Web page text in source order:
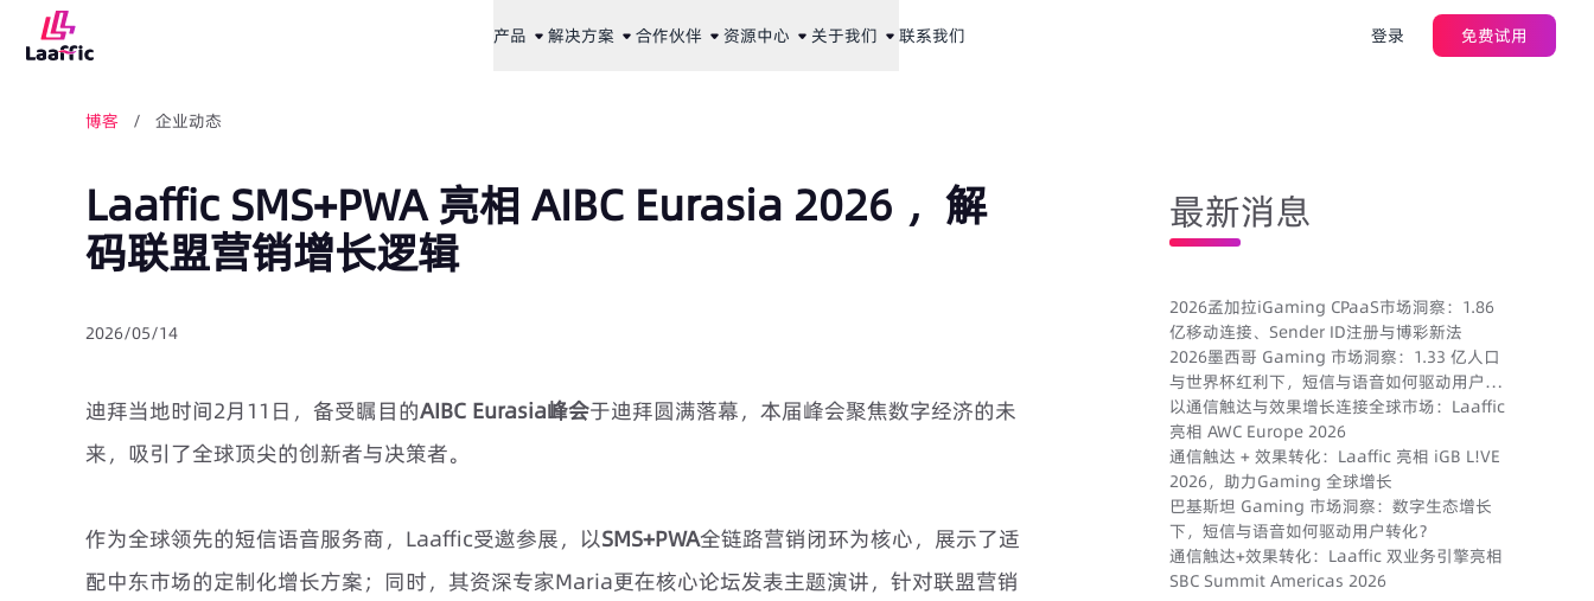
产品 解决方案 合作伙伴 资源中心 关于我们 联系我们 登录 免费试用
博客 / 企业动态
Laaffic SMS+PWA 亮相 AIBC Eurasia 2026 ，解
码联盟营销增长逻辑
2026/05/14
最新消息
2026孟加拉iGaming CPaaS市场洞察：1.86
亿移动连接、Sender ID注册与博彩新法
2026墨西哥 Gaming 市场洞察：1.33 亿人口
与世界杯红利下，短信与语音如何驱动用户转
化？
以通信触达与效果增长连接全球市场：Laaffic
亮相 AWC Europe 2026
通信触达 + 效果转化：Laaffic 亮相 iGB L!VE
2026，助力Gaming 全球增长
巴基斯坦 Gaming 市场洞察：数字生态增长
下，短信与语音如何驱动用户转化？
通信触达+效果转化：Laaffic 双业务引擎亮相
SBC Summit Americas 2026
迪拜当地时间2月11日，备受瞩目的AIBC Eurasia峰会于迪拜圆满落幕，本届峰会聚焦数字经济的未
来，吸引了全球顶尖的创新者与决策者。
作为全球领先的短信语音服务商，Laaffic受邀参展，以SMS+PWA全链路营销闭环为核心，展示了适
配中东市场的定制化增长方案；同时，其资深专家Maria更在核心论坛发表主题演讲，针对联盟营销